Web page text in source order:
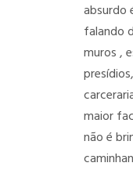
absurdo
falando
muros ,
maior
não é